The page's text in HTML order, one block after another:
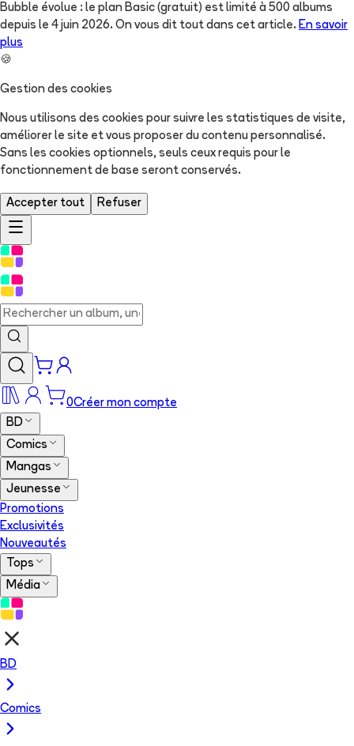
Bubble évolue : le plan Basic (gratuit) est limité à 500 albums
depuis le 4 juin 2026. On vous dit tout dans cet article. En savoir
plus
🍪
Gestion des cookies
Nous utilisons des cookies pour suivre les statistiques de visite,
améliorer le site et vous proposer du contenu personnalisé.
Sans les cookies optionnels, seuls ceux requis pour le
fonctionnement de base seront conservés.
Accepter tout Refuser
0Créer mon compte
BD
Comics
Mangas
Jeunesse
Promotions
Exclusivités
Nouveautés
Tops
Média
BD
Comics